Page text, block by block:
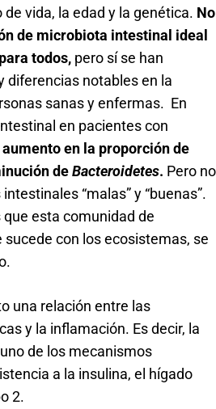
vida, la edad y la genética. No
de microbiota intestinal ideal
todos, pero sí se han
diferencias notables en la
sanas y enfermas. En
en pacientes con
aumento en la proporción de
deBacteroidetes. Pero no
“malas” y “buenas”.
esta comunidad de
sucede con los ecosistemas, se
una relación entre las
y la inflamación. Es decir, la
de los mecanismos
a la insulina, el hígado
2.